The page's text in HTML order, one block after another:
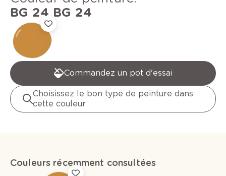
BG 24 BG 24
Commandez un pot d'essai
Choisissez le bon type de peinture dans
cette couleur
Couleurs récemment consultées